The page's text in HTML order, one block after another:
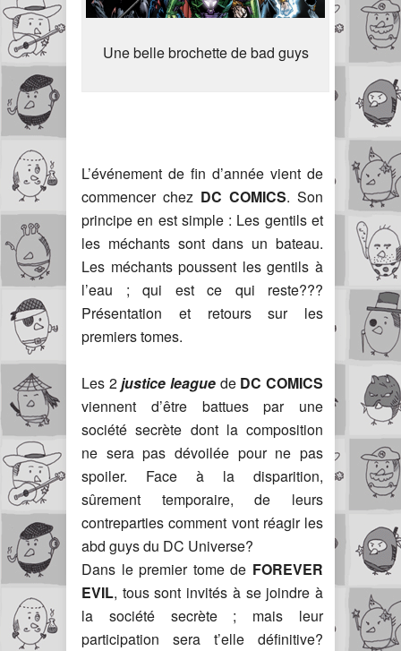
Une belle brochette de bad guys
L’événement de fin d’année vient de
commencer chez DC COMICS. Son
principe en est simple : Les gentils et
les méchants sont dans un bateau.
Les méchants poussent les gentils à
l’eau ; qui est ce qui reste???
Présentation et retours sur les
premiers tomes.
Les 2justice league de DC COMICS
viennent d’être battues par une
société secrète dont la composition
ne sera pas dévoilée pour ne pas
spoiler. Face à la disparition,
sûrement temporaire, de leurs
contreparties comment vont réagir les
abd guys du DC Universe?
Dans le premier tome de FOREVER
EVIL, tous sont invités à se joindre à
la société secrète ; mais leur
participation sera t’elle définitive?